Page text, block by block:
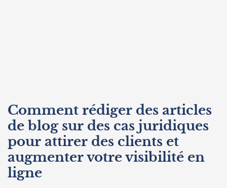
Comment rédiger des articles
de blog sur des cas juridiques
pour attirer des clients et
augmenter votre visibilité en
ligne